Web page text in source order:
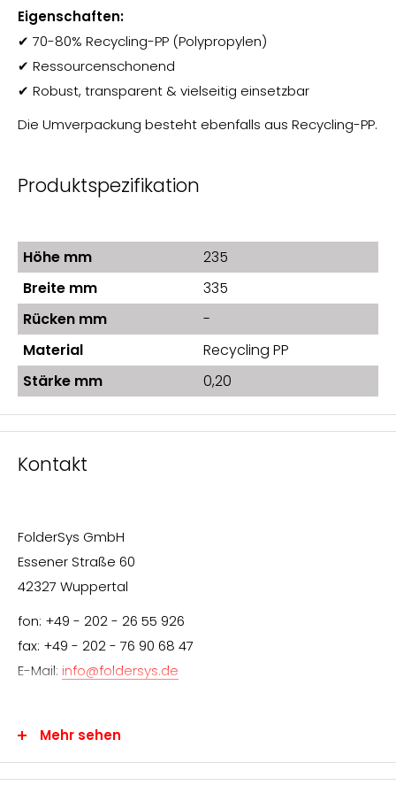
Eigenschaften:
✔ 70-80% Recycling-PP (Polypropylen)
✔ Ressourcenschonend
✔ Robust, transparent & vielseitig einsetzbar
Die Umverpackung besteht ebenfalls aus Recycling-PP.
Produktspezifikation
Höhe mm
235
Breite mm
335
Rücken mm
-
Material
Recycling PP
Stärke mm
0,20
Kontakt
FolderSys GmbH
Essener Straße 60
42327 Wuppertal
fon: +49 - 202 - 26 55 926
fax: +49 - 202 - 76 90 68 47
E-Mail: info@foldersys.de
Mehr sehen